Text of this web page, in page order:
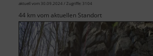
aktuell vom 30.09.2024 / Zugriffe: 3104
44 km vom aktuellen Standort